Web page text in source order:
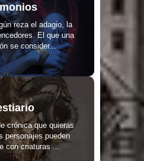
reza el adagio, la
El que una
se consider...
crónica que quieras
personajes pueden
con criaturas ...